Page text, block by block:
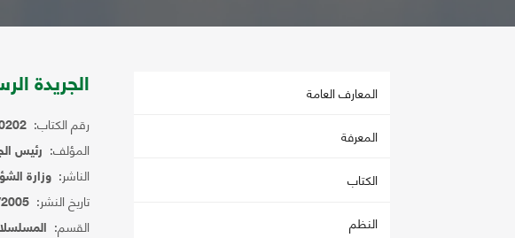
المعارف العامة
المعرفة
الكتاب
النظم
الجريدة
رقم الكتاب:
المؤلف: رئيس
الناشر: وزارة
تاريخ النشر: 0:00
القسم: